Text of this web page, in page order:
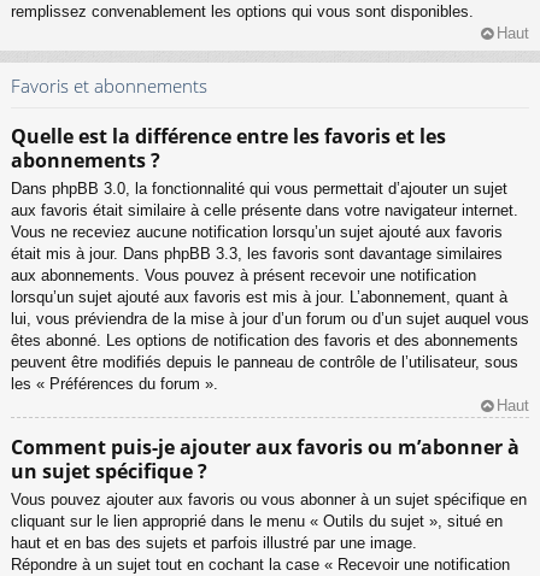
remplissez convenablement les options qui vous sont disponibles.
Haut
Favoris et abonnements
Quelle est la différence entre les favoris et les
abonnements ?
Dans phpBB 3.0, la fonctionnalité qui vous permettait d’ajouter un sujet
aux favoris était similaire à celle présente dans votre navigateur internet.
Vous ne receviez aucune notification lorsqu’un sujet ajouté aux favoris
était mis à jour. Dans phpBB 3.3, les favoris sont davantage similaires
aux abonnements. Vous pouvez à présent recevoir une notification
lorsqu’un sujet ajouté aux favoris est mis à jour. L’abonnement, quant à
lui, vous préviendra de la mise à jour d’un forum ou d’un sujet auquel vous
êtes abonné. Les options de notification des favoris et des abonnements
peuvent être modifiés depuis le panneau de contrôle de l’utilisateur, sous
les « Préférences du forum ».
Haut
Comment puis-je ajouter aux favoris ou m’abonner à
un sujet spécifique ?
Vous pouvez ajouter aux favoris ou vous abonner à un sujet spécifique en
cliquant sur le lien approprié dans le menu « Outils du sujet », situé en
haut et en bas des sujets et parfois illustré par une image.
Répondre à un sujet tout en cochant la case « Recevoir une notification